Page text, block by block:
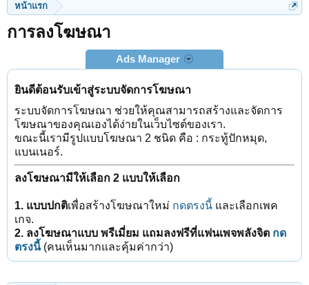
หน้าแรก
การลงโฆษณา
Ads Manager
ยินดีต้อนรับเข้าสู่ระบบจัดการโฆษณา
ระบบจัดการโฆษณา ช่วยให้คุณสามารถสร้างและจัดการ
โฆษณาของคุณเองได้ง่ายในเว็บไซต์ของเรา.
ขณะนี้เรามีรูปแบบโฆษณา 2 ชนิด คือ : กระทู้ปักหมุด,
แบนเนอร์.
ลงโฆษณามีให้เลือก 2 แบบให้เลือก
1. แบบปกติเพื่อสร้างโฆษณาใหม่ กดตรงนี้ และเลือกเพค
เกจ.
2. ลงโฆษณาแบบ พรีเมี่ยม แถมลงฟรีที่แฟนเพจพลังจิต กด
ตรงนี้ (คนเห็นมากและคุ้มค่ากว่า)